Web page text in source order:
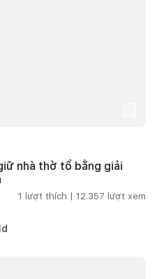
nhà thờ tổ bằng giải
1 lượt thích | 12.357 lượt xem